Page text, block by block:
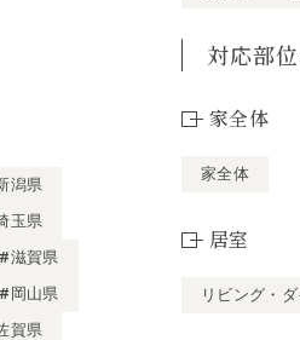
潟県
玉県
#滋賀県
#岡山県
賀県
対応部
家全体
家全体
居室
リビング・